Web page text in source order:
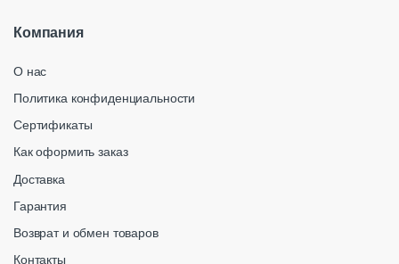
Компания
О нас
Политика конфиденциальности
Сертификаты
Как оформить заказ
Доставка
Гарантия
Возврат и обмен товаров
Контакты